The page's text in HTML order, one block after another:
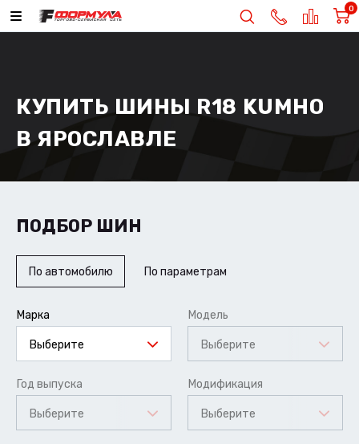
0
КУПИТЬ ШИНЫ R18 KUMHO
В ЯРОСЛАВЛЕ
ПОДБОР ШИН
По автомобилю По параметрам
Марка
Выберите
Модель
Выберите
Год выпуска
Выберите
Модификация
Выберите